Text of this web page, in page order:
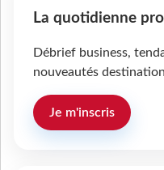
La quotidienne pro
Débrief business,
nouveautés
Je m'inscris